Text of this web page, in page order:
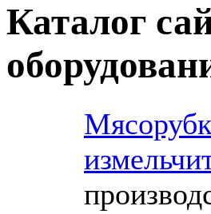
Каталог